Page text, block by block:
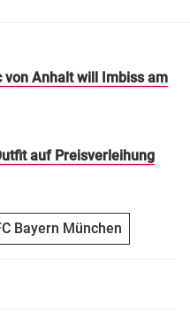
von Anhalt will Imbiss am
auf Preisverleihung
Bayern München